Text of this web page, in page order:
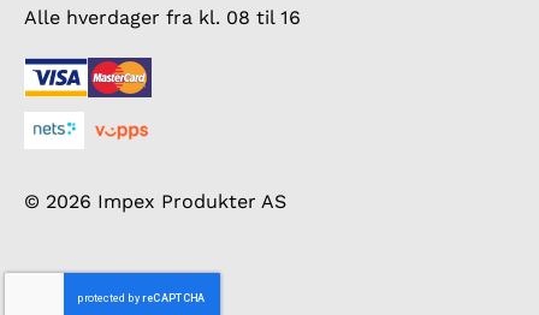
Alle hverdager fra kl. 08 til 16
© 2026 Impex Produkter AS